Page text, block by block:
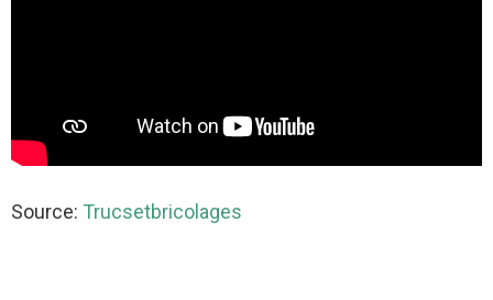
Source: Trucsetbricolages